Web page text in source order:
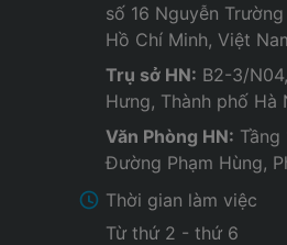
số 16 Nguyễn
Hồ Chí Minh, Việt
Trụ sở HN: B2-3/
Hưng, Thành phố Hà
Văn Phòng HN: Tầng
Đường Phạm Hùng,
Thời gian làm việc
Từ thứ 2 - thứ 6